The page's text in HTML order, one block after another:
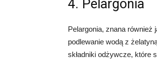
4. Pelargonia
Pelargonia, znana również
podlewanie wodą z
składniki odżywcze, które